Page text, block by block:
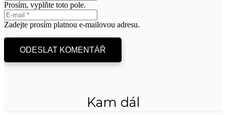
Prosím, vyplňte toto pole.
Zadejte prosím platnou e-mailovou adresu.
ODESLAT KOMENTÁŘ
Kam dál